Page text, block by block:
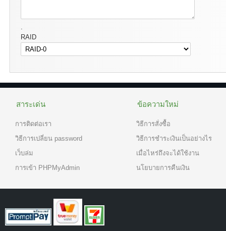
RAID
สาระเด่น
การติดต่อเรา
วิธีการเปลี่ยน password
เว็บล่ม
การเข้า PHPMyAdmin
ข้อความใหม่
วิธีการสั่งซื้อ
วิธีการชำระเงินเป็นอย่างไร
เมื่อไหร่ถึงจะได้ใช้งาน
นโยบายการคืนเงิน